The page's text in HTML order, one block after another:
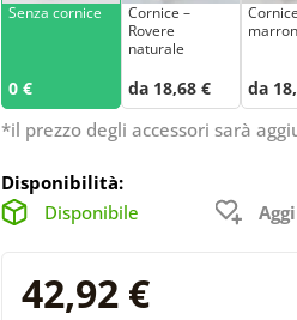
Senza cornice
0 €
Cornice –
Rovere
naturale
da 18,68 € da
*il prezzo degli accessori sarà
Disponibilità:
Disponibile
42,92 €